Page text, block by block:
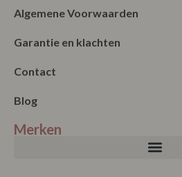
Algemene Voorwaarden
Garantie en klachten
Contact
Blog
Merken